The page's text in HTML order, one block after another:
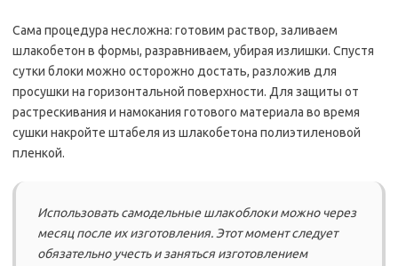
Сама процедура несложна: готовим раствор, заливаем
шлакобетон в формы, разравниваем, убирая излишки. Спустя
сутки блоки можно осторожно достать, разложив для
просушки на горизонтальной поверхности. Для защиты от
растрескивания и намокания готового материала во время
сушки накройте штабеля из шлакобетона полиэтиленовой
пленкой.
Использовать самодельные шлакоблоки можно через
месяц после их изготовления. Этот момент следует
обязательно учесть и заняться изготовлением